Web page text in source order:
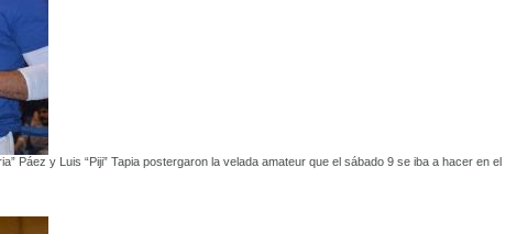
Páez y Luis “Piji” Tapia postergaron la velada amateur que el sábado 9 se iba a hacer en el